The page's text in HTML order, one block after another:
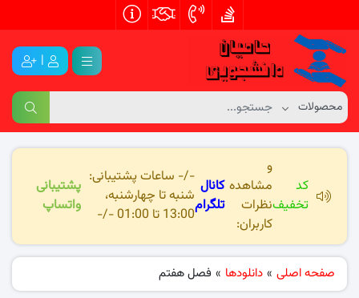
|
کد
تخفیف
و
مشاهده
نظرات
کاربران:
کانال
تلگرام
-/- ساعات پشتیبانی:
شنبه تا چهارشنبه،
13:00 تا 01:00 -/-
پشتیبانی
واتساپ
صفحه اصلی » دانلودها » فصل هفتم